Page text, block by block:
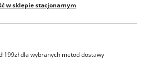
w sklepie stacjonarnym
199zł dla wybranych metod dostawy